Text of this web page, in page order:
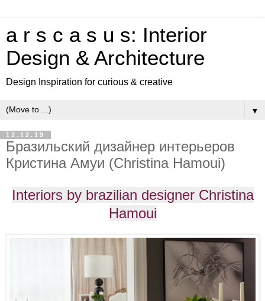
a r s c a s u s: Interior
Design & Architecture
Design Inspiration for curious & creative
▼
12.12.19
Бразильский дизайнер интерьеров
Кристина Амуи (Christina Hamoui)
Interiors by brazilian designer Christina
Hamoui